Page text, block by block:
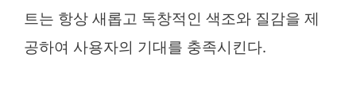
트는 항상 새롭고 독창적인 색조와 질감을 제
공하여 사용자의 기대를 충족시킨다.